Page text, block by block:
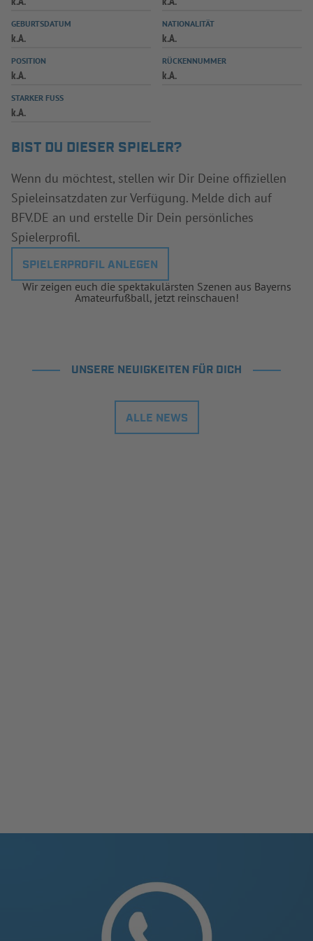
SPIELPLUS
GEBURTSDATUM
k.A.
NATIONALITÄT
k.A.
POSITION
k.A.
RÜCKENNUMMER
k.A.
STARKER FUSS
k.A.
BIST DU DIESER SPIELER?
Wenn du möchtest, stellen wir Dir Deine offiziellen
Spieleinsatzdaten zur Verfügung. Melde dich auf
BFV.DE an und erstelle Dir Dein persönliches
Spielerprofil.
SPIELERPROFIL ANLEGEN
Wir zeigen euch die spektakulärsten Szenen aus Bayerns
Amateurfußball, jetzt reinschauen!
UNSERE NEUIGKEITEN FÜR DICH
ALLE NEWS